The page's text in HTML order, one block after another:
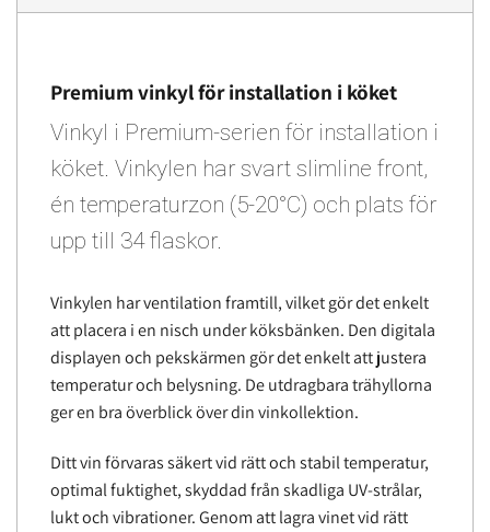
Premium vinkyl för installation i köket
Vinkyl i Premium-serien för installation i
köket. Vinkylen har svart slimline front,
én temperaturzon (5-20°C) och plats för
upp till 34 flaskor.
Vinkylen har ventilation framtill, vilket gör det enkelt
att placera i en nisch under köksbänken. Den digitala
displayen och pekskärmen gör det enkelt att justera
temperatur och belysning. De utdragbara trähyllorna
ger en bra överblick över din vinkollektion.
Ditt vin förvaras säkert vid rätt och stabil temperatur,
optimal fuktighet, skyddad från skadliga UV-strålar,
lukt och vibrationer. Genom att lagra vinet vid rätt